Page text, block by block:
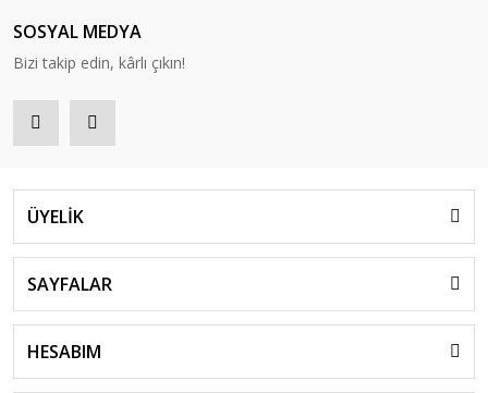
SOSYAL MEDYA
Bizi takip edin, kârlı çıkın!
ÜYELİK
SAYFALAR
HESABIM